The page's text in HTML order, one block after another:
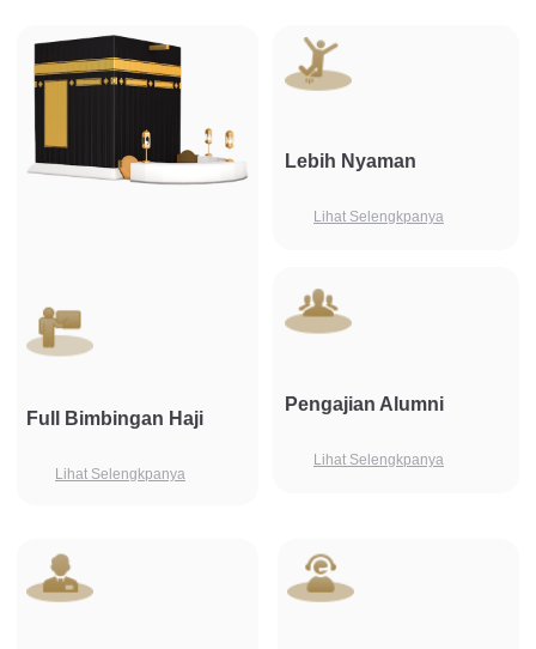
Full Bimbingan Haji
Lihat Selengkpanya
Lebih Nyaman
Lihat Selengkpanya
Pengajian Alumni
Lihat Selengkpanya